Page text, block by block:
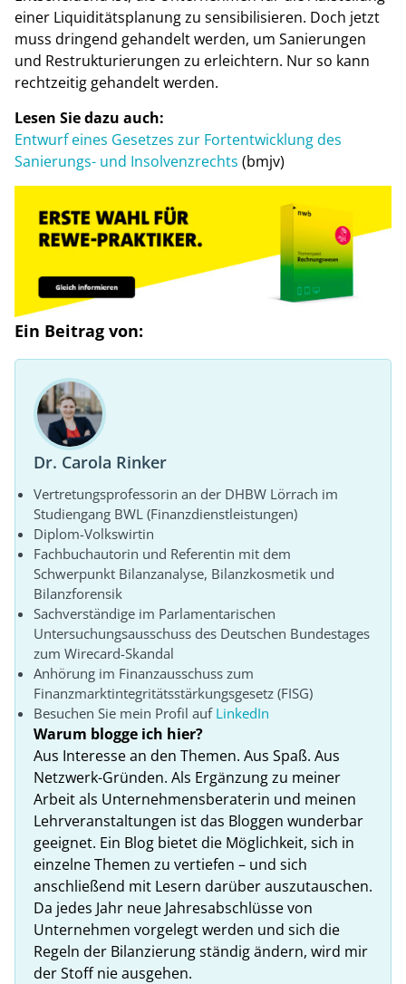
einer Liquiditätsplanung zu sensibilisieren. Doch jetzt
muss dringend gehandelt werden, um Sanierungen
und Restrukturierungen zu erleichtern. Nur so kann
rechtzeitig gehandelt werden.
Lesen Sie dazu auch:
Entwurf eines Gesetzes zur Fortentwicklung des
Sanierungs- und Insolvenzrechts (bmjv)
Ein Beitrag von:
Dr. Carola Rinker
Vertretungsprofessorin an der DHBW Lörrach im
Studiengang BWL (Finanzdienstleistungen)
Diplom-Volkswirtin
Fachbuchautorin und Referentin mit dem
Schwerpunkt Bilanzanalyse, Bilanzkosmetik und
Bilanzforensik
Sachverständige im Parlamentarischen
Untersuchungsausschuss des Deutschen Bundestages
zum Wirecard-Skandal
Anhörung im Finanzausschuss zum
Finanzmarktintegritätsstärkungsgesetz (FISG)
Besuchen Sie mein Profil auf LinkedIn
Warum blogge ich hier?
Aus Interesse an den Themen. Aus Spaß. Aus
Netzwerk-Gründen. Als Ergänzung zu meiner
Arbeit als Unternehmensberaterin und meinen
Lehrveranstaltungen ist das Bloggen wunderbar
geeignet. Ein Blog bietet die Möglichkeit, sich in
einzelne Themen zu vertiefen – und sich
anschließend mit Lesern darüber auszutauschen.
Da jedes Jahr neue Jahresabschlüsse von
Unternehmen vorgelegt werden und sich die
Regeln der Bilanzierung ständig ändern, wird mir
der Stoff nie ausgehen.